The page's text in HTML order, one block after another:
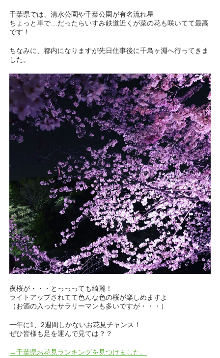
千葉県では、清水公園や千葉公園が有名流れ星
ちょっと車で…だったらいすみ鉄道近くが菜の花も咲いてて最高
です！
ちなみに、都内になりますが先日仕事後に千鳥ヶ淵へ行ってきま
した。
夜桜が・・・とっっっても綺麗！
ライトアップされてて色んな色の桜が楽しめますよ
（お酒の入ったサラリーマンも多いですが・・・）
一年に1、2週間しかないお花見チャンス！
ぜひ皆様も足を運んで見ては？？
→千葉県お花見ランキングを見つけました。